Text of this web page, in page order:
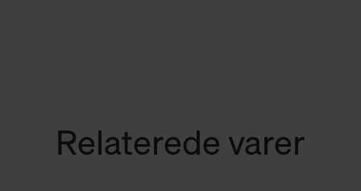
Relaterede varer